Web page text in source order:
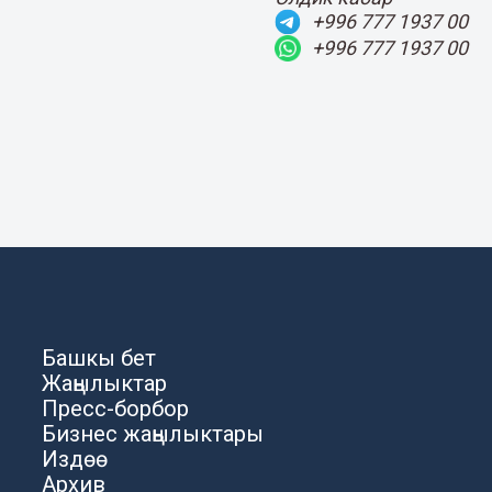
+996 777 1937 00
+996 777 1937 00
Башкы бет
Жаңылыктар
Пресс-борбор
Бизнес жаңылыктары
Издөө
Архив